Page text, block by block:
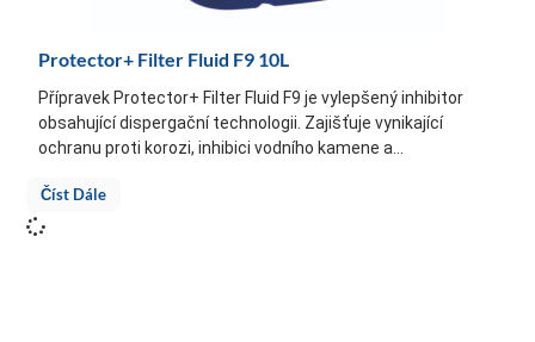
Protector+ Filter Fluid F9 10L
Přípravek Protector+ Filter Fluid F9 je vylepšený inhibitor
obsahující dispergační technologii. Zajišťuje vynikající
ochranu proti korozi, inhibici vodního kamene a...
Číst Dále